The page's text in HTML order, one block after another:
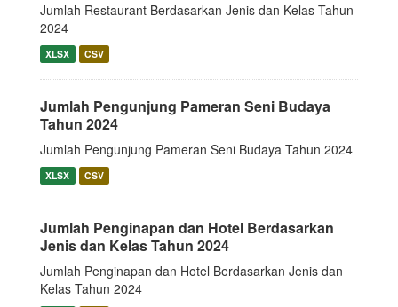
Jumlah Restaurant Berdasarkan Jenis dan Kelas Tahun
2024
XLSX CSV
Jumlah Pengunjung Pameran Seni Budaya
Tahun 2024
Jumlah Pengunjung Pameran Seni Budaya Tahun 2024
XLSX CSV
Jumlah Penginapan dan Hotel Berdasarkan
Jenis dan Kelas Tahun 2024
Jumlah Penginapan dan Hotel Berdasarkan Jenis dan
Kelas Tahun 2024